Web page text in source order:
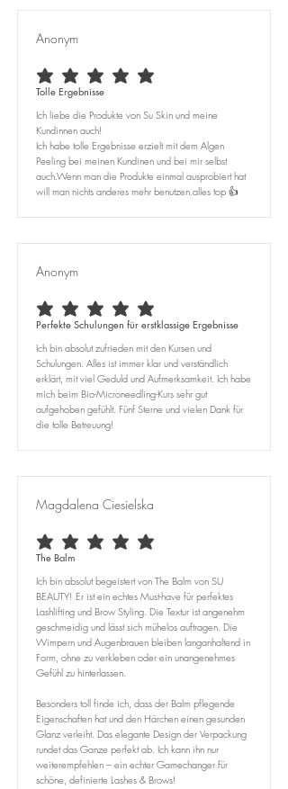
Anonym
durchschnittliches Rating ist 5 von 5
Tolle Ergebnisse
Ich liebe die Produkte von Su Skin und meine
Kundinnen auch!
Ich habe tolle Ergebnisse erzielt mit dem Algen
Peeling bei meinen Kundinen und bei mir selbst
auch.Wenn man die Produkte einmal ausprobiert hat
will man nichts anderes mehr benutzen.alles top 👍
Anonym
durchschnittliches Rating ist 5 von 5
Perfekte Schulungen für erstklassige Ergebnisse
Ich bin absolut zufrieden mit den Kursen und
Schulungen. Alles ist immer klar und verständlich
erklärt, mit viel Geduld und Aufmerksamkeit. Ich habe
mich beim Bio-Microneedling-Kurs sehr gut
aufgehoben gefühlt. Fünf Sterne und vielen Dank für
die tolle Betreuung!
Magdalena Ciesielska
durchschnittliches Rating ist 5 von 5
The Balm
Ich bin absolut begeistert von The Balm von SU
BEAUTY! Er ist ein echtes Must-have für perfektes
Lashlifting und Brow Styling. Die Textur ist angenehm
geschmeidig und lässt sich mühelos auftragen. Die
Wimpern und Augenbrauen bleiben langanhaltend in
Form, ohne zu verkleben oder ein unangenehmes
Gefühl zu hinterlassen.
Besonders toll finde ich, dass der Balm pflegende
Eigenschaften hat und den Härchen einen gesunden
Glanz verleiht. Das elegante Design der Verpackung
rundet das Ganze perfekt ab. Ich kann ihn nur
weiterempfehlen – ein echter Gamechanger für
schöne, definierte Lashes & Brows!